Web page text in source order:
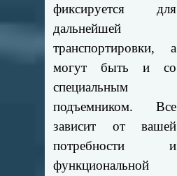
фиксируется для
дальнейшей
транспортировки, а
могут быть и со
специальным
подъемником. Все
зависит от вашей
потребности и
функциональной